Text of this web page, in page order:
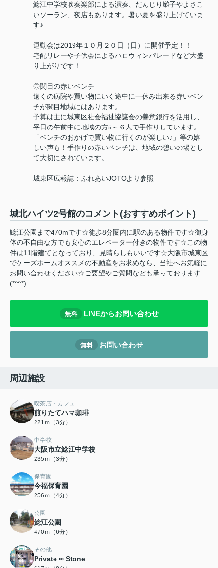
鯰江中学校吹奏楽部による演奏、だんじり囃子やよさこ
いソーラン、夜店もあります。暑い夏を盛り上げていま
す♪
運動会は2019年１０月２０日（日）に開催予定！！
宅配リレーや子供会によるハロウィンパレードなど大盛
り上がりです！
◎関目の赤いベンチ
遠くの病院や買い物にいく途中に一休み出来る赤いベン
チが関目地域にはあります。
予算は主に城東区社会福祉協議会の善意銀行を活用し、
平日の午前中に地域の方5～６人で手作りしています。
「ベンチのおかげで買い物に行くのが楽しい♪」等の嬉
しい声も！手作りの赤いベンチは、地域の憩いの場とし
て大切にされています。
城東区広報誌：ふれあいJOTOより参照
城北ハイツ2号館のコメント(おすすめポイント)
鯰江公園まで470mです☆徒歩8分圏内に駅のある物件です☆御身
体の不自由な方でも安心のエレベーター付きの物件です☆この物
件は11階建てとなっており、見晴らしもいいです☆大阪市城東区
でケーズホームオススメの不動産をお求めなら、当社へお気軽に
お問い合わせください☆ご要望やご質問なども承っております
(*^^*)
無料 LINEからお問い合わせ
無料 お問い合わせ
周辺施設
喫茶店・カフェ
煎りたてハマ珈琲
221ｍ（3分）
中学校
大阪市立鯰江中学校
235ｍ（3分）
保育園
今福保育園
256ｍ（4分）
公園
鯰江公園
470ｍ（6分）
その他
Private ∞ Stone